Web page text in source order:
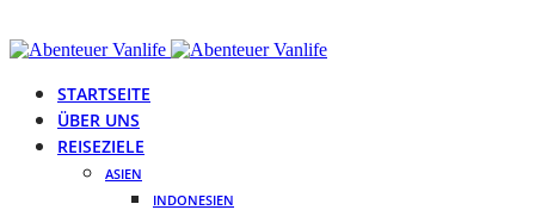
STARTSEITE
ÜBER UNS
REISEZIELE
ASIEN
INDONESIEN